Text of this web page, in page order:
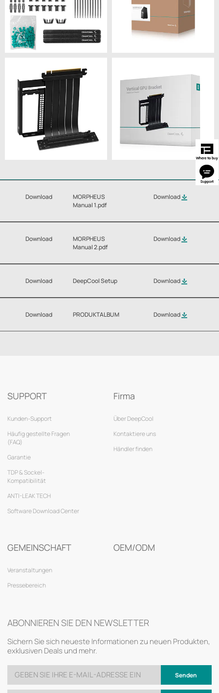
Download
MORPHEUS
Manual 1.pdf
Download
Download
MORPHEUS
Manual 2.pdf
Download
Download DeepCool Setup Download
Download PRODUKTALBUM Download
SUPPORT
Kunden-Support
Häufig gestellte Fragen
(FAQ)
Garantie
TDP & Sockel-
Kompatibilität
ANTI-LEAK TECH
Software Download Center
Firma
Über DeepCool
Kontaktiere uns
Händler finden
GEMEINSCHAFT
Veranstaltungen
Pressebereich
OEM/ODM
ABONNIEREN SIE DEN NEWSLETTER
Sichern Sie sich neueste Informationen zu neuen Produkten,
exklusiven Deals und mehr.
Senden